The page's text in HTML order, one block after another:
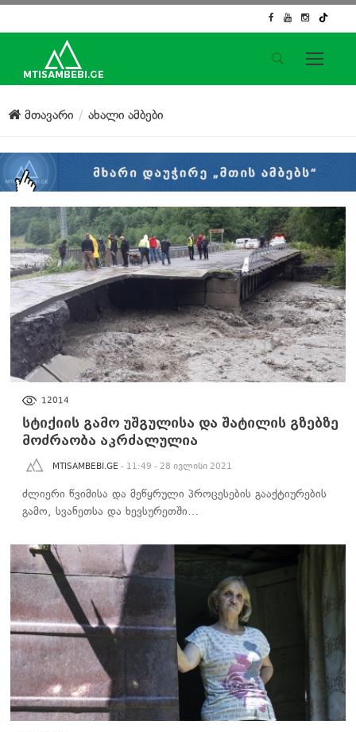
საიტის მენიუ
მთავარი
ქართული საქმე
ჩვენ შესახებ
კონტაქტი
სოციალური ქსელები
მთავარი ახალი ამბები
12014
სტიქიის გამო უშგულისა და შატილის გზებზე
მოძრაობა აკრძალულია
MTISAMBEBI.GE - 11:49 - 28 ივლისი 2021
ძლიერი წვიმისა და მეწყრული პროცესების გააქტიურების
გამო, სვანეთსა და ხევსურეთში…